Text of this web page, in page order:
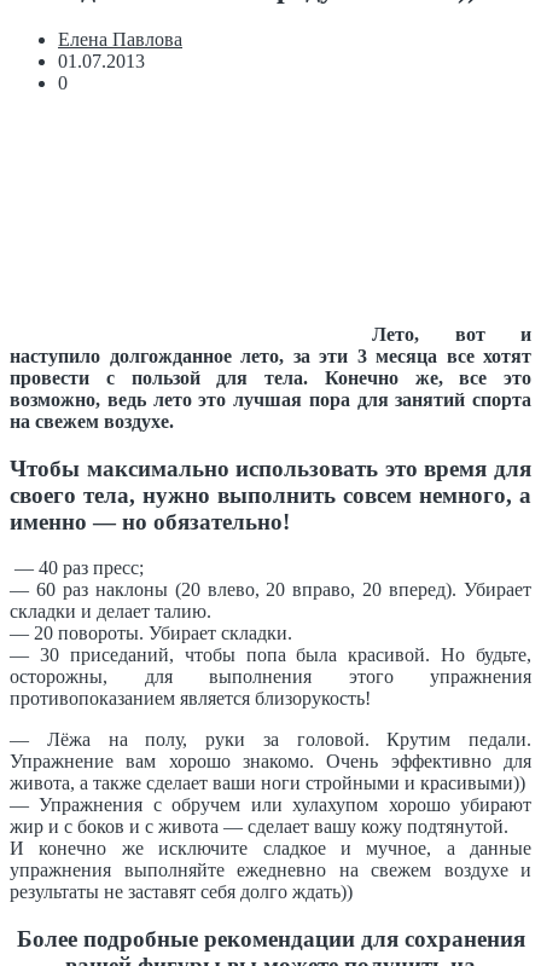
Елена Павлова
01.07.2013
0
Лето, вот и
наступило долгожданное лето, за эти 3 месяца все хотят
провести с пользой для тела. Конечно же, все это
возможно, ведь лето это лучшая пора для занятий спорта
на свежем воздухе.
Чтобы максимально использовать это время для
своего тела, нужно выполнить совсем немного, а
именно — но обязательно!
— 40 раз пресс;
— 60 раз наклоны (20 влево, 20 вправо, 20 вперед). Убирает
складки и делает талию.
— 20 повороты. Убирает складки.
— 30 приседаний, чтобы попа была красивой. Но будьте,
осторожны, для выполнения этого упражнения
противопоказанием является близорукость!
— Лёжа на полу, руки за головой. Крутим педали.
Упражнение вам хорошо знакомо. Очень эффективно для
живота, а также сделает ваши ноги стройными и красивыми))
— Упражнения с обручем или хулахупом хорошо убирают
жир и с боков и с живота — сделает вашу кожу подтянутой.
И конечно же исключите сладкое и мучное, а данные
упражнения выполняйте ежедневно на свежем воздухе и
результаты не заставят себя долго ждать))
Более подробные рекомендации для сохранения